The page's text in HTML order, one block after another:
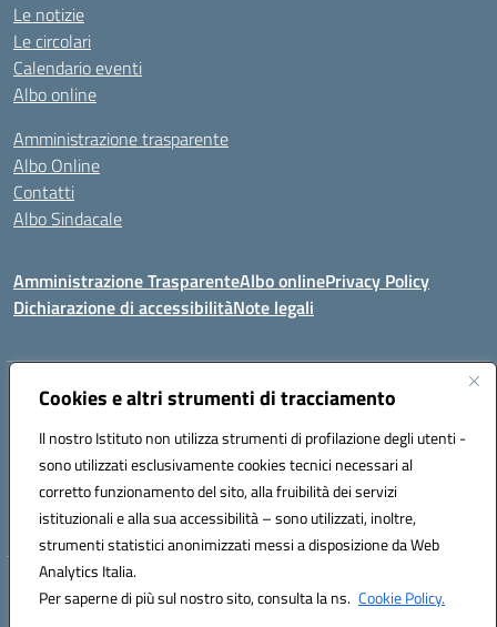
Cookies e altri strumenti di tracciamento
Il nostro Istituto non utilizza strumenti di profilazione degli utenti -
sono utilizzati esclusivamente cookies tecnici necessari al
corretto funzionamento del sito, alla fruibilità dei servizi
istituzionali e alla sua accessibilità – sono utilizzati, inoltre,
strumenti statistici anonimizzati messi a disposizione da Web
Analytics Italia.
Per saperne di più sul nostro sito, consulta la ns. Cookie Policy.
Le notizie
Le circolari
Calendario eventi
Albo online
Amministrazione trasparente
Albo Online
Contatti
Albo Sindacale
Amministrazione TrasparenteAlbo onlinePrivacy Policy
Dichiarazione di accessibilitàNote legali
Indirizzo:Via De Martis s.n.c. 07029 Tempio Pausania (OT)
Posta elettronica certificata (PEC):sssl030007@pec.istruzione.it
Codice fiscale: 91009410902
Codice meccanografico: SSSL030007
Hosting & Powered by 3D Solution S.r.l.
Concept & Design by Designers Italia